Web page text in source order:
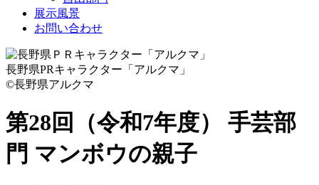
展示風景
お問い合わせ
長野県PRキャラクター「アルクマ」
©長野県アルクマ
第28回（令和7年度） 手芸部
門 マンボウの親子